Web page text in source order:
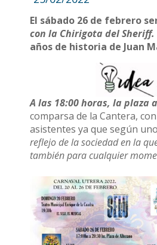
El sábado 26 de febrero
con la Chirigota del Sheriff.
años de historia de Juan
A las 18:00 horas, la plaza
comparsa de la Cantera,
asistentes ya que según
reflejo de la sociedad en la
también para cualquier